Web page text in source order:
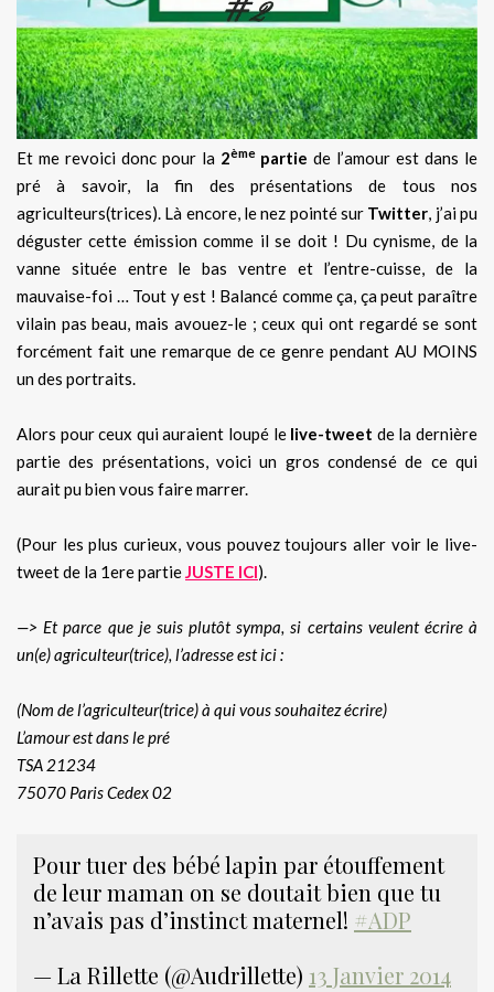
Et me revoici donc pour la 2èmepartie de l’amour est dans le
pré à savoir, la fin des présentations de tous nos
agriculteurs(trices). Là encore, le nez pointé sur Twitter, j’ai pu
déguster cette émission comme il se doit ! Du cynisme, de la
vanne située entre le bas ventre et l’entre-cuisse, de la
mauvaise-foi … Tout y est ! Balancé comme ça, ça peut paraître
vilain pas beau, mais avouez-le ; ceux qui ont regardé se sont
forcément fait une remarque de ce genre pendant AU MOINS
un des portraits.
Alors pour ceux qui auraient loupé le live-tweet de la dernière
partie des présentations, voici un gros condensé de ce qui
aurait pu bien vous faire marrer.
(Pour les plus curieux, vous pouvez toujours aller voir le live-
tweet de la 1ere partieJUSTE ICI).
—> Et parce que je suis plutôt sympa, si certains veulent écrire à
un(e) agriculteur(trice), l’adresse est ici :
(Nom de l’agriculteur(trice) à qui vous souhaitez écrire)
L’amour est dans le pré
TSA 21234
75070 Paris Cedex 02
Pour tuer des bébé lapin par étouffement
de leur maman on se doutait bien que tu
n’avais pas d’instinct maternel! #ADP
— La Rillette (@Audrillette) 13 Janvier 2014